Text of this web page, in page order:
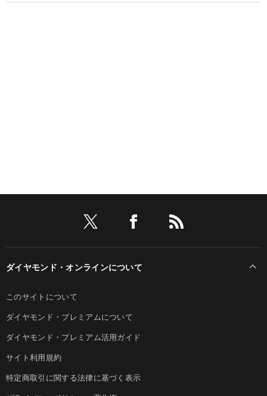
ダイヤモンド・オンラインについて
このサイトについて
ダイヤモンド・プレミアムについて
ダイヤモンド・プレミアム活用ガイド
サイト利用規約
特定商取引に関する法律に基づく表示